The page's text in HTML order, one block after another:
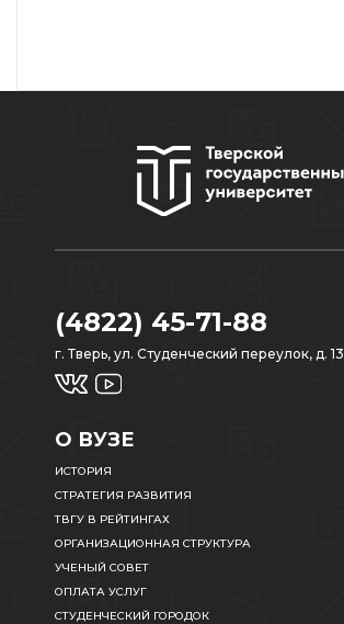
(4822) 45-71-88
г. Тверь, ул. Студенческий переулок, д. 13
О ВУЗЕ
ИСТОРИЯ
СТРАТЕГИЯ РАЗВИТИЯ
ТВГУ В РЕЙТИНГАХ
ОРГАНИЗАЦИОННАЯ СТРУКТУРА
УЧЕНЫЙ СОВЕТ
ОПЛАТА УСЛУГ
СТУДЕНЧЕСКИЙ ГОРОДОК